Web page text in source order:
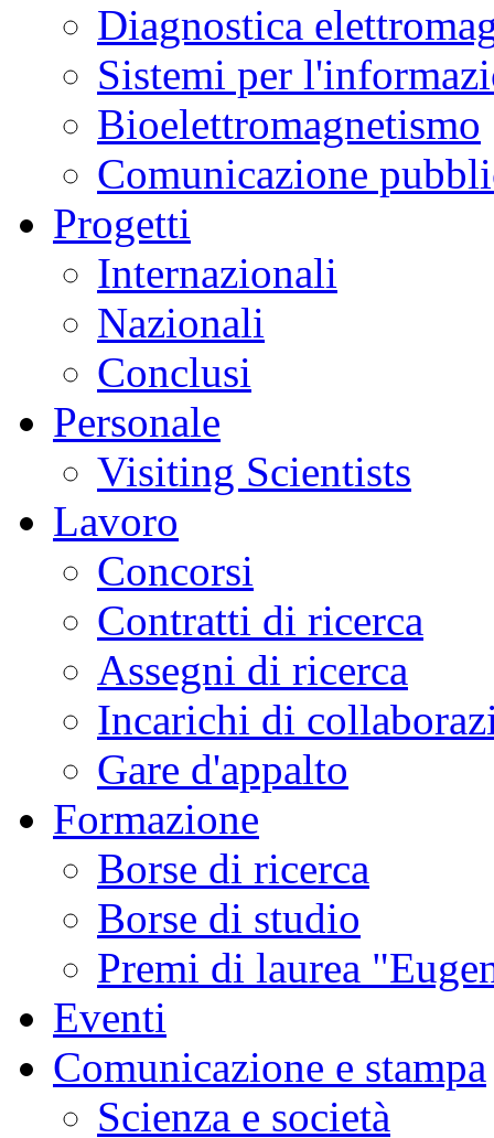
Diagnostica
Sistemi per
Bioelettromagnetismo
Comunicazione
Progetti
Internazionali
Nazionali
Conclusi
Personale
Visiting Scientists
Lavoro
Concorsi
Contratti di ricerca
Assegni di ricerca
Incarichi di
Gare d'appalto
Formazione
Borse di ricerca
Borse di studio
Premi di laurea
Eventi
Comunicazione e stampa
Scienza e società